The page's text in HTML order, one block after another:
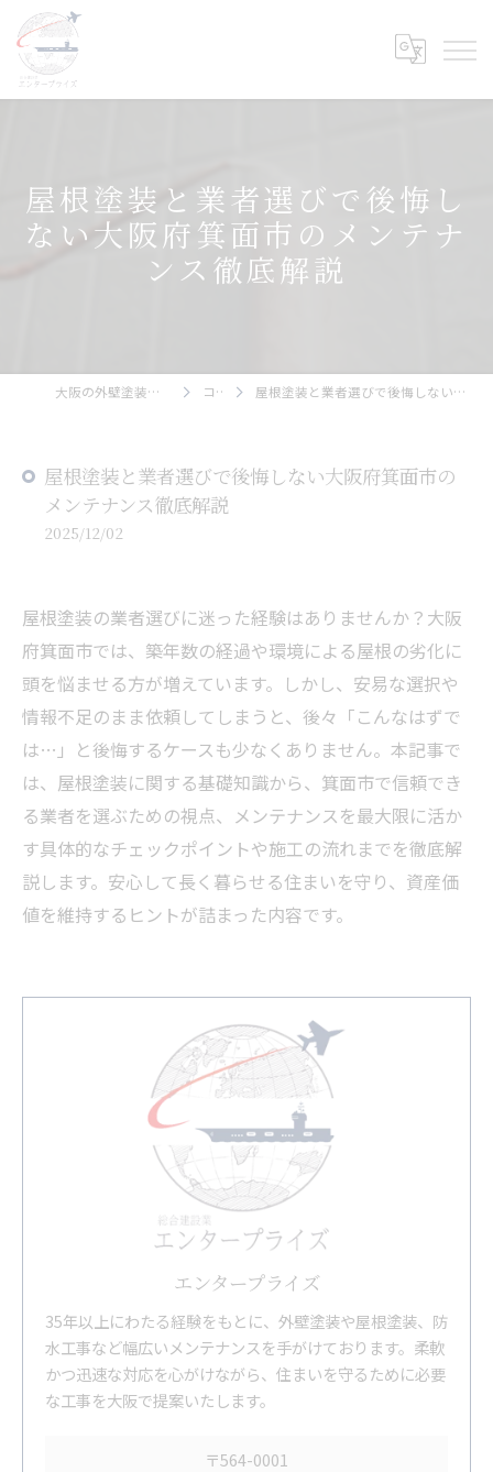
屋根塗装と業者選びで後悔し
ない大阪府箕面市のメンテナ
ンス徹底解説
大阪の外壁塗装ならエンタープライズ コラム 屋根塗装と業者選びで後悔しない大阪府箕面市のメンテナンス徹底解説
屋根塗装と業者選びで後悔しない大阪府箕面市の
メンテナンス徹底解説
2025/12/02
屋根塗装の業者選びに迷った経験はありませんか？大阪
府箕面市では、築年数の経過や環境による屋根の劣化に
頭を悩ませる方が増えています。しかし、安易な選択や
情報不足のまま依頼してしまうと、後々「こんなはずで
は…」と後悔するケースも少なくありません。本記事で
は、屋根塗装に関する基礎知識から、箕面市で信頼でき
る業者を選ぶための視点、メンテナンスを最大限に活か
す具体的なチェックポイントや施工の流れまでを徹底解
説します。安心して長く暮らせる住まいを守り、資産価
値を維持するヒントが詰まった内容です。
エンタープライズ
35年以上にわたる経験をもとに、外壁塗装や屋根塗装、防
水工事など幅広いメンテナンスを手がけております。柔軟
かつ迅速な対応を心がけながら、住まいを守るために必要
な工事を大阪で提案いたします。
〒564-0001